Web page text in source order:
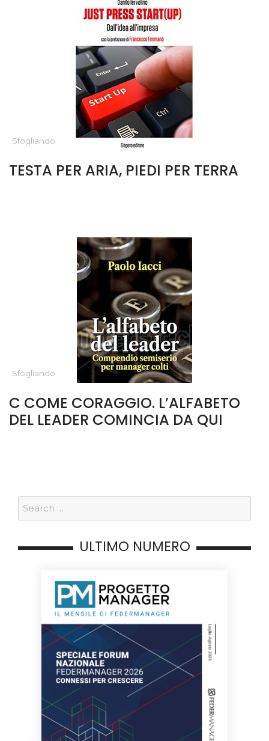
Sfogliando
TESTA PER ARIA, PIEDI PER TERRA
Sfogliando
C COME CORAGGIO. L’ALFABETO
DEL LEADER COMINCIA DA QUI
ULTIMO NUMERO